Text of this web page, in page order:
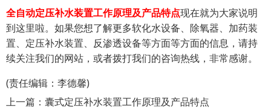
全自动定压补水装置工作原理及产品特点现在就为大家说明
到这里啦。如果您想了解更多软化水设备、除氧器、加药装
置、定压补水装置、反渗透设备等方面等方面的信息，请持
续关注我们的网站，或者拨打我们的咨询热线，非常感谢。
(责任编辑：李德馨)
上一篇： 囊式定压补水装置工作原理及产品特点